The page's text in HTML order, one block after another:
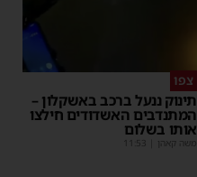
צפו
תינוק ננעל ברכב באשקלון –
המתנדבים האשדודים חילצו
אותו בשלום
משה קאהן 11:53